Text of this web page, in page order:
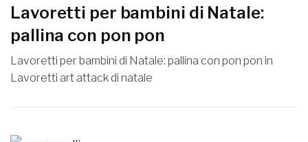
Lavoretti per bambini di Natale:
pallina con pon pon
Lavoretti per bambini di Natale: pallina con pon pon in
Lavoretti art attack di natale